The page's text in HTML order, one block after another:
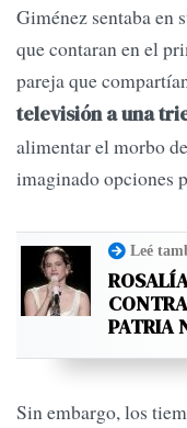
Giménez sentaba en
que contaran en el
pareja que
televisión a una
alimentar el morbo
imaginado opciones
Leé
PATRIA
Sin embargo, los